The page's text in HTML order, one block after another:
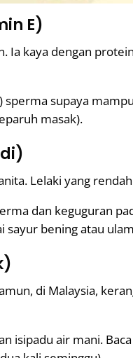
E)
Ia kaya dengan
supaya
masak).
Lelaki yang
dan keguguran
sayur bening atau
di Malaysia,
isipadu air mani.